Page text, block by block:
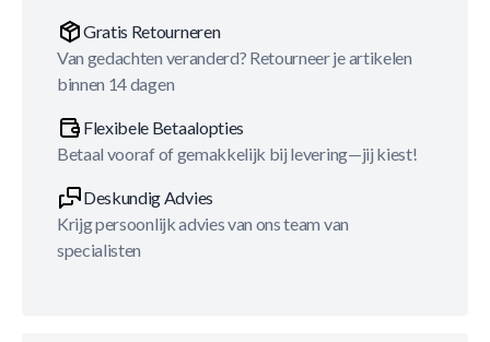
Gratis Retourneren
Van gedachten veranderd? Retourneer je artikelen
binnen 14 dagen
Flexibele Betaalopties
Betaal vooraf of gemakkelijk bij levering—jij kiest!
Deskundig Advies
Krijg persoonlijk advies van ons team van
specialisten